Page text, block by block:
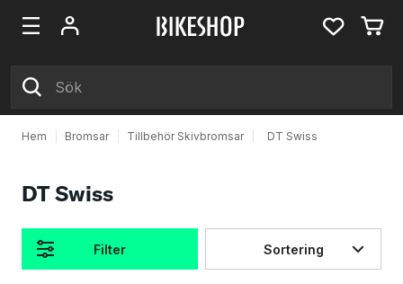
Hem Bromsar Tillbehör Skivbromsar DT Swiss
DT Swiss
Filter Sortering